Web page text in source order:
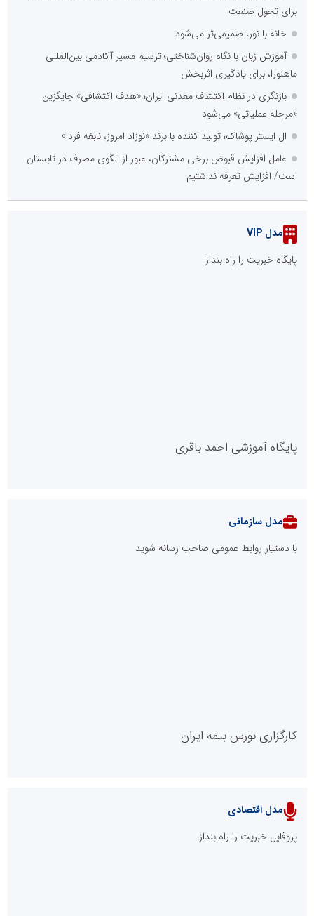
برای تحول صنعت
خانه با نور، صمیمی‌تر می‌شود
آموزش زبان با نگاه روان‌شناختی؛ ترسیم مسیر آکادمی بین‌المللی
ماهنورا، برای یادگیری اثربخش
بازنگری در نظام اکتشاف معدنی ایران؛ «هدف اکتشافی» جایگزین
«مرحله عملیاتی» می‌شود
ال ایستر پوشاک؛ تولید کننده با برند «نوزاد امروز، نابغه فردا»
عامل افزایش قبوض برخی مشترکان، عبور از الگوی مصرف در تابستان
است/ افزایش تعرفه نداشتیم
مدل VIP
پایگاه خبریت را راه بنداز
پایگاه آموزشی احمد باقری
پایگاه خبری نهضت ملی مسکن
مدل سازمانی
با دستیار روابط عمومی صاحب رسانه شوید
کارگزاری بورس بیمه ایران
مدل اقتصادی
پروفایل خبریت را راه بنداز